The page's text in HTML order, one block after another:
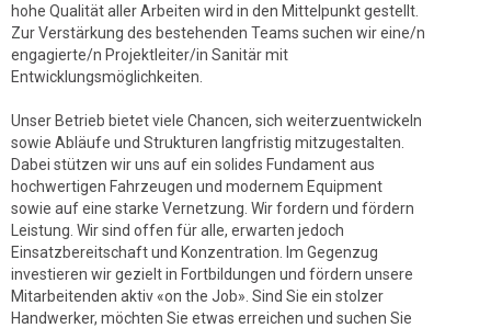
hohe Qualität aller Arbeiten wird in den Mittelpunkt gestellt.
Zur Verstärkung des bestehenden Teams suchen wir eine/n
engagierte/n Projektleiter/in Sanitär mit
Entwicklungsmöglichkeiten.
Unser Betrieb bietet viele Chancen, sich weiterzuentwickeln
sowie Abläufe und Strukturen langfristig mitzugestalten.
Dabei stützen wir uns auf ein solides Fundament aus
hochwertigen Fahrzeugen und modernem Equipment
sowie auf eine starke Vernetzung. Wir fordern und fördern
Leistung. Wir sind offen für alle, erwarten jedoch
Einsatzbereitschaft und Konzentration. Im Gegenzug
investieren wir gezielt in Fortbildungen und fördern unsere
Mitarbeitenden aktiv «on the Job». Sind Sie ein stolzer
Handwerker, möchten Sie etwas erreichen und suchen Sie